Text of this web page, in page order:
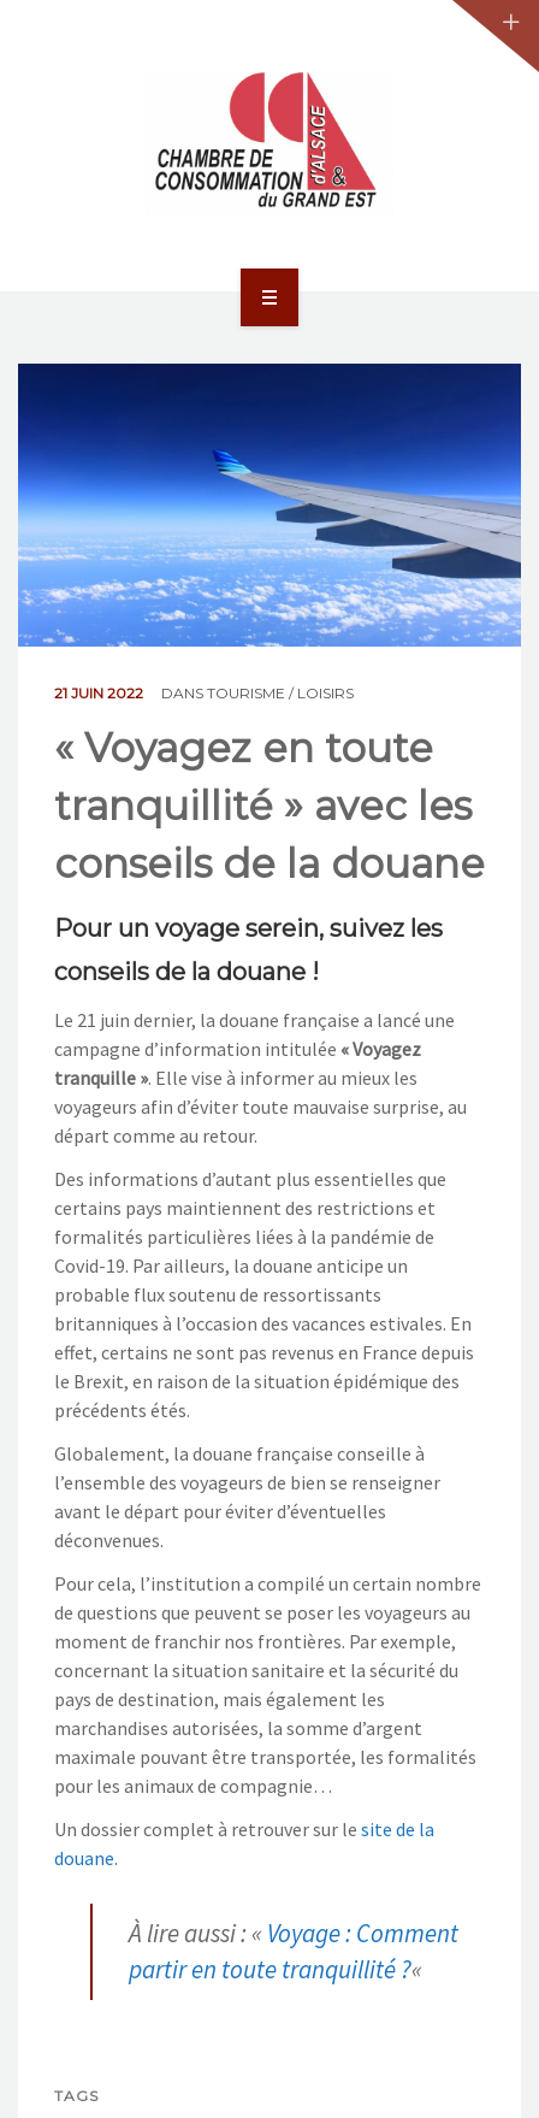
LA CCA-GE
NOS ACTIONS
CONTACT
21 JUIN 2022 DANS TOURISME / LOISIRS
« Voyagez en toute
tranquillité » avec les
conseils de la douane
Pour un voyage serein, suivez les
conseils de la douane !
Le 21 juin dernier, la douane française a lancé une
campagne d’information intitulée « Voyagez
tranquille ». Elle vise à informer au mieux les
voyageurs afin d’éviter toute mauvaise surprise, au
départ comme au retour.
Des informations d’autant plus essentielles que
certains pays maintiennent des restrictions et
formalités particulières liées à la pandémie de
Covid-19. Par ailleurs, la douane anticipe un
probable flux soutenu de ressortissants
britanniques à l’occasion des vacances estivales. En
effet, certains ne sont pas revenus en France depuis
le Brexit, en raison de la situation épidémique des
précédents étés.
Globalement, la douane française conseille à
l’ensemble des voyageurs de bien se renseigner
avant le départ pour éviter d’éventuelles
déconvenues.
Pour cela, l’institution a compilé un certain nombre
de questions que peuvent se poser les voyageurs au
moment de franchir nos frontières. Par exemple,
concernant la situation sanitaire et la sécurité du
pays de destination, mais également les
marchandises autorisées, la somme d’argent
maximale pouvant être transportée, les formalités
pour les animaux de compagnie…
Un dossier complet à retrouver sur le site de la
douane.
À lire aussi : « Voyage : Comment
partir en toute tranquillité ?«
TAGS